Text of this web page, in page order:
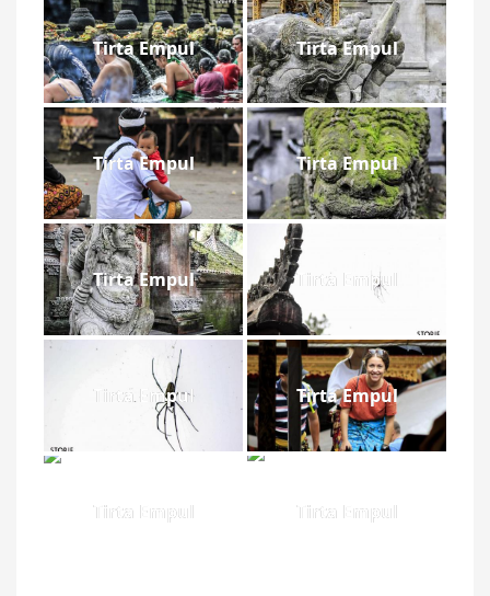
Tirta Empul Tirta Empul
Tirta Empul Tirta Empul
Tirta Empul Tirta Empul
Tirta Empul Tirta Empul
Tirta Empul Tirta Empul